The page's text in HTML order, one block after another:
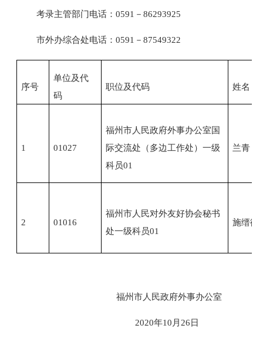
考录主管部门电话： 0591－86293925
市外办综合处电话： 0591－87549322
序号
单位及代
码
职位及代码 姓名
1 01027
福州市人民政府外事办公室国
际交流处（多边工作处）一级
科员01
兰青
2 01016
福州市人民对外友好协会秘书
处一级科员01
施缙衡
福州市人民政府外事办公室
2020年10月26日